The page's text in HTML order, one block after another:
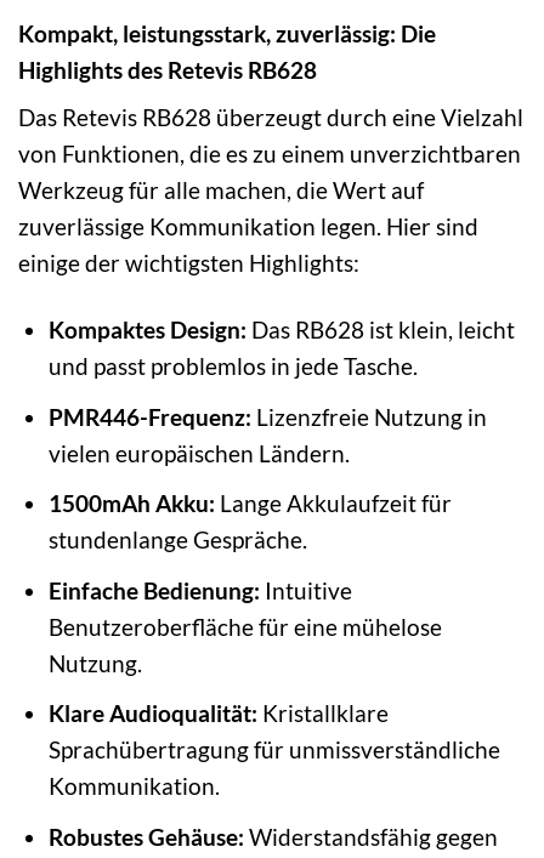
Kompakt, leistungsstark, zuverlässig: Die
Highlights des Retevis RB628
Das Retevis RB628 überzeugt durch eine Vielzahl
von Funktionen, die es zu einem unverzichtbaren
Werkzeug für alle machen, die Wert auf
zuverlässige Kommunikation legen. Hier sind
einige der wichtigsten Highlights:
Kompaktes Design: Das RB628 ist klein, leicht
und passt problemlos in jede Tasche.
PMR446-Frequenz: Lizenzfreie Nutzung in
vielen europäischen Ländern.
1500mAh Akku: Lange Akkulaufzeit für
stundenlange Gespräche.
Einfache Bedienung: Intuitive
Benutzeroberfläche für eine mühelose
Nutzung.
Klare Audioqualität: Kristallklare
Sprachübertragung für unmissverständliche
Kommunikation.
Robustes Gehäuse: Widerstandsfähig gegen